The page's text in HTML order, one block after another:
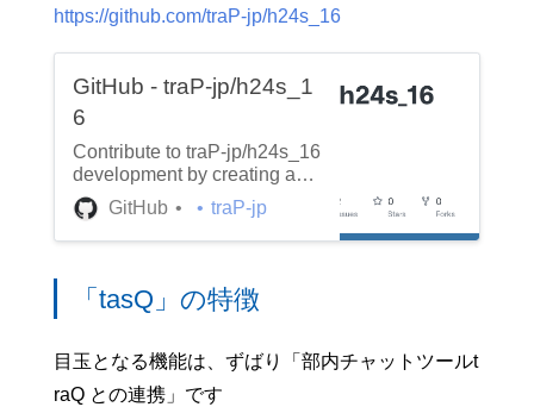
https://github.com/traP-jp/h24s_16
GitHub - traP-jp/h24s_1
6
Contribute to traP-jp/h24s_16
development by creating an
account on GitHub.
GitHub traP-jp
「tasQ」の特徴
目玉となる機能は、ずばり「部内チャットツールt
raQ との連携」です